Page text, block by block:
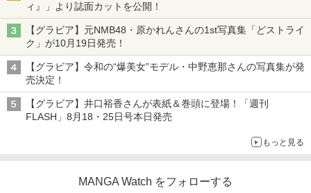
ィ』」より誌面カットを公開！
【グラビア】元NMB48・原かれんさんの1st写真集「どストライ
ク」が10月19日発売！
【グラビア】令和の“爆美女”モデル・中野恵那さんの写真集が発
売決定！
【グラビア】井口裕香さんが表紙＆巻頭に登場！「週刊
FLASH」8月18・25日号本日発売
もっと見る
MANGA Watch をフォローする